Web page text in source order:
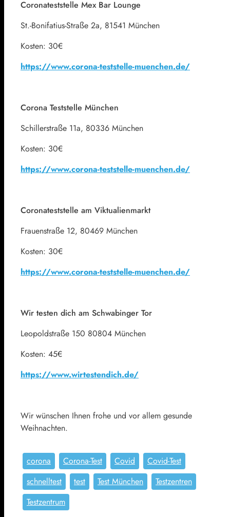
Coronateststelle Mex Bar Lounge
St.-Bonifatius-Straße 2a, 81541 München
Kosten: 30€
https://www.corona-teststelle-muenchen.de/
Corona Teststelle München
Schillerstraße 11a, 80336 München
Kosten: 30€
https://www.corona-teststelle-muenchen.de/
Coronateststelle am Viktualienmarkt
Frauenstraße 12, 80469 München
Kosten: 30€
https://www.corona-teststelle-muenchen.de/
Wir testen dich am Schwabinger Tor
Leopoldstraße 150 80804 München
Kosten: 45€
https://www.wirtestendich.de/
Wir wünschen Ihnen frohe und vor allem gesunde
Weihnachten.
corona Corona-Test Covid
Covid-Test
schnelltest
test Test München
Testzentren
Testzentrum